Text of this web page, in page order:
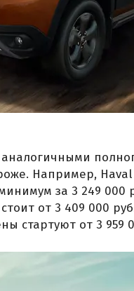
аналогичными
Например,
за 3 249 000
от 3 409 000
стартуют от 3 959